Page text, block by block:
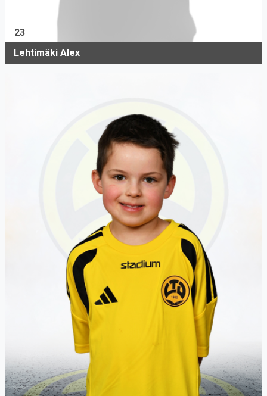
23
Lehtimäki Alex